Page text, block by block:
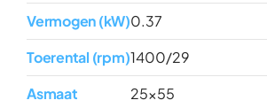
Vermogen (kW)0.37
Toerental (rpm)1400/29
Asmaat
25x55